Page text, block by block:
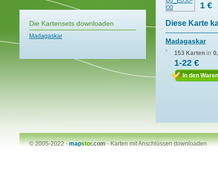
Die Kartensets downloaden
Madagaskar
1 €
Diese Karte
Madagaskar
153 Karten in
1-22 €
In den
© 2005-2022 -mapstor.com-Karten mit Anschlüssen downloaden